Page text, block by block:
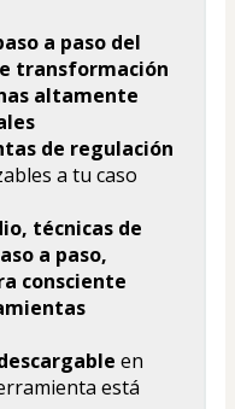
a paso del
transformación
altamente
de regulación
a tu caso
técnicas de
a paso,
consciente
en
está